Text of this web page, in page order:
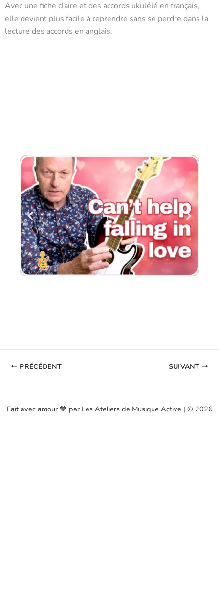
Avec une fiche claire et des accords ukulélé en français,
elle devient plus facile à reprendre sans se perdre dans la
lecture des accords en anglais.
PRÉCÉDENT SUIVANT
Fait avec amour 💙 par Les Ateliers de Musique Active | © 2026